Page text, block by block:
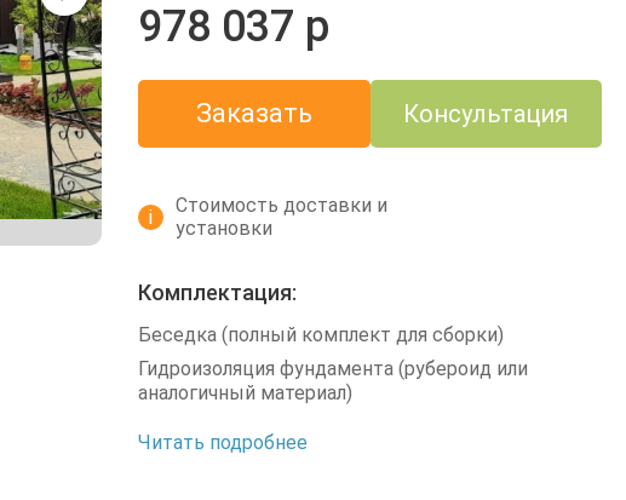
978 037 р
Заказать Консультация
i
Стоимость доставки и
установки
Комплектация:
Беседка (полный комплект для сборки)
Гидроизоляция фундамента (рубероид или
аналогичный материал)
Читать подробнее